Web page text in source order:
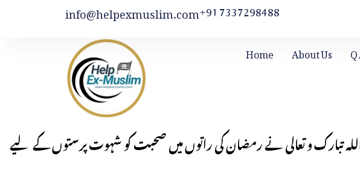
info@helpexmuslim.com+91 7337298488
Home About Us
تبارک و تعالی نے رمضان کی راتوں میں صحبت کو شہوت پرستوں کے لیے